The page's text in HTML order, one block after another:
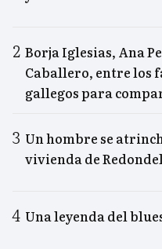
Borja Iglesias, Ana
Caballero, entre los
gallegos para
Un hombre se
vivienda de
Una leyenda del